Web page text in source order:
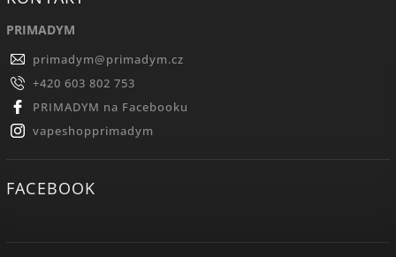
PRIMADYM
primadym@primadym.cz
+420 603 802 753
PRIMADYM na Facebooku
vapeshopprimadym
FACEBOOK